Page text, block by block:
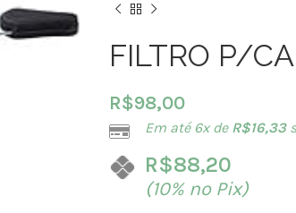
FILTRO P/
R$98,00
Em até 6x de R$16,33
R$88,20
(10% no Pix)